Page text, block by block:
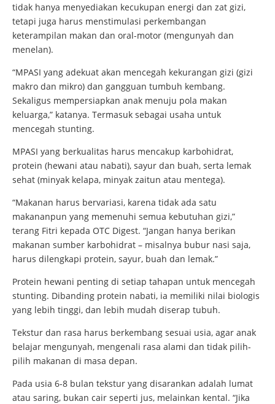
tidak hanya menyediakan kecukupan energi dan zat gizi,
tetapi juga harus menstimulasi perkembangan
keterampilan makan dan oral-motor (mengunyah dan
menelan).
“MPASI yang adekuat akan mencegah kekurangan gizi (gizi
makro dan mikro) dan gangguan tumbuh kembang.
Sekaligus mempersiapkan anak menuju pola makan
keluarga,” katanya. Termasuk sebagai usaha untuk
mencegah stunting.
MPASI yang berkualitas harus mencakup karbohidrat,
protein (hewani atau nabati), sayur dan buah, serta lemak
sehat (minyak kelapa, minyak zaitun atau mentega).
“Makanan harus bervariasi, karena tidak ada satu
makananpun yang memenuhi semua kebutuhan gizi,”
terang Fitri kepada OTC Digest. “Jangan hanya berikan
makanan sumber karbohidrat – misalnya bubur nasi saja,
harus dilengkapi protein, sayur, buah dan lemak.”
Protein hewani penting di setiap tahapan untuk mencegah
stunting. Dibanding protein nabati, ia memiliki nilai biologis
yang lebih tinggi, dan lebih mudah diserap tubuh.
Tekstur dan rasa harus berkembang sesuai usia, agar anak
belajar mengunyah, mengenali rasa alami dan tidak pilih-
pilih makanan di masa depan.
Pada usia 6-8 bulan tekstur yang disarankan adalah lumat
atau saring, bukan cair seperti jus, melainkan kental. “Jika